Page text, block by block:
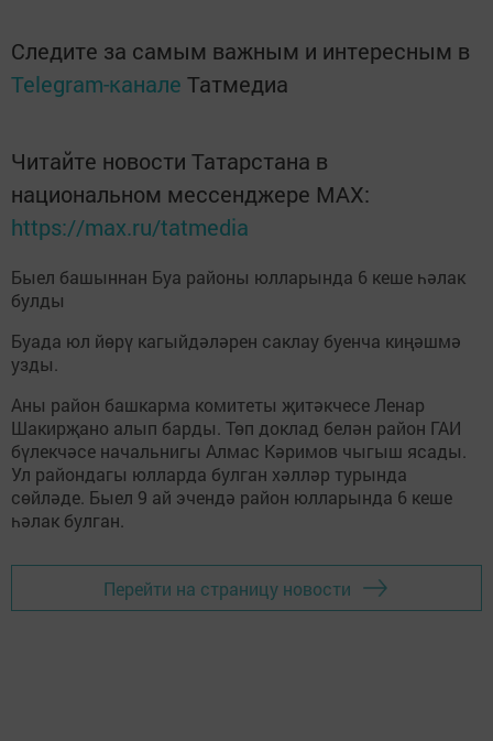
Следите за самым важным и интересным в
Telegram-канале Татмедиа
Читайте новости Татарстана в
национальном мессенджере MАХ:
https://max.ru/tatmedia
Быел башыннан Буа районы юлларында 6 кеше һәлак
булды
Буада юл йөрү кагыйдәләрен саклау буенча киңәшмә
узды.
Аны район башкарма комитеты җитәкчесе Ленар
Шакирҗано алып барды. Төп доклад белән район ГАИ
бүлекчәсе начальнигы Алмас Кәримов чыгыш ясады.
Ул райондагы юлларда булган хәлләр турында
сөйләде. Быел 9 ай эчендә район юлларында 6 кеше
һәлак булган.
Перейти на страницу новости